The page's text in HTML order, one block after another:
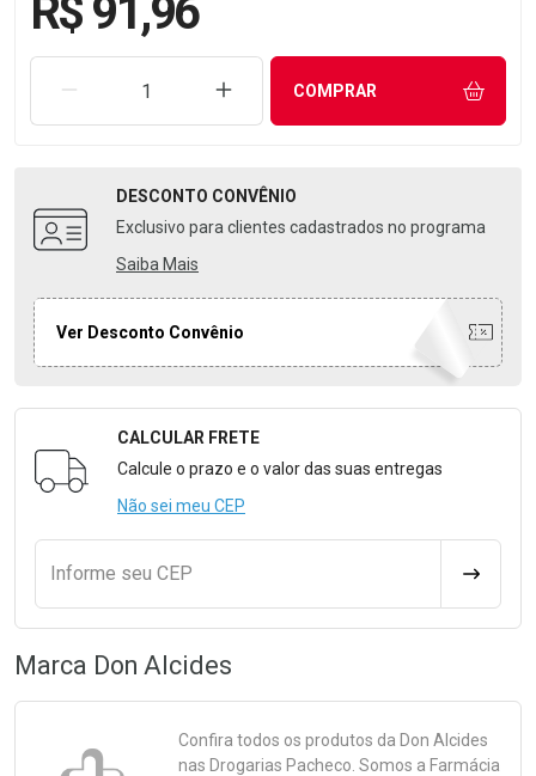
R$ 91,96
REMOVER UMA UNIDADEAUMENTAR UMA UNIDADE
COMPRAR
DESCONTO CONVÊNIO
Exclusivo para clientes cadastrados no programa
Saiba Mais
Ver Desconto Convênio
Formulário para Calcular o Frete
CALCULAR FRETE
Calcule o prazo e o valor das suas entregas
Não sei meu CEP
Informe seu CEP
Marca Don Alcides
Confira todos os produtos da Don Alcides
nas Drogarias Pacheco. Somos a Farmácia